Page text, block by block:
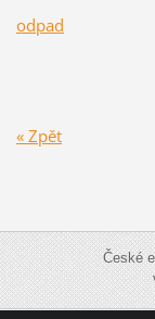
odpad
« Zpět
České